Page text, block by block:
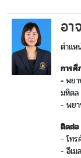
อ
ตำแห
การศึ
-พย
มหิดล
- พย
ติดต่อ
- โทร
- อีเ